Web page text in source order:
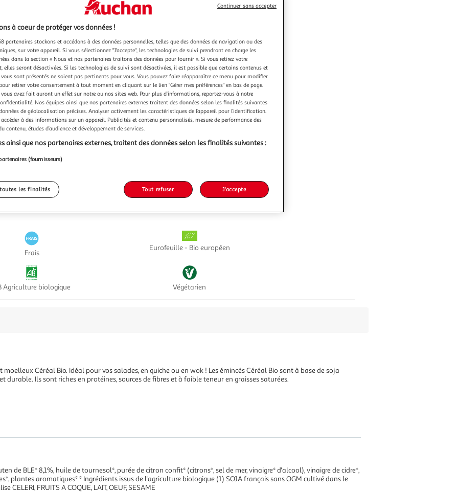
Frais
Eurofeuille - Bio européen
Agriculture biologique Végétarien
moelleux Céréal Bio. Idéal pour vos salades, en quiche ou en wok ! Les émincés Céréal Bio sont à base de soja
durable. Ils sont riches en protéines, sources de fibres et à faible teneur en graisses saturées.
de BLE* 8,1%, huile de tournesol*, purée de citron confit* (citrons*, sel de mer, vinaigre* d'alcool), vinaigre de cidre*,
plantes aromatiques* * Ingrédients issus de l'agriculture biologique (1) SOJA français sans OGM cultivé dans le
FRUITS A COQUE, LAIT, OEUF, SESAME
à coeur de protéger vos données !
partenaires stockons et accédons à des données personnelles, telles que des données de navigation ou des
sur votre appareil. Si vous sélectionnez "J'accepte", les technologies de suivi prendront en charge les
dans la section « Nous et nos partenaires traitons des données pour fournir ». Si vous retirez votre
elles seront désactivées. Si les technologies de suivi sont désactivées, il est possible que certains contenus et
sont présentés ne soient pas pertinents pour vous. Vous pouvez faire réapparaître ce menu pour modifier
retirer votre consentement à tout moment en cliquant sur le lien "Gérer mes préférences" en bas de page.
vous avez fait auront un effet sur notre ou nos sites web. Pour plus d’informations, reportez-vous à notre
Nos équipes ainsi que nos partenaires externes traitent des données selon les finalités suivantes
de géolocalisation précises. Analyser activement les caractéristiques de l’appareil pour l’identification.
à des informations sur un appareil. Publicités et contenu personnalisés, mesure de performance des
contenu, études d’audience et développement de services.
ainsi que nos partenaires externes, traitent des données selon les finalités suivantes :
(fournisseurs)
les finalités Tout refuser J'accepte
Continuer sans accepter